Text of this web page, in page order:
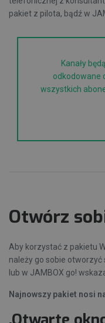
pakiet z pilota, bądź w
Kanały będą
odkodowane
wszystkich
Otwórz
Aby korzystać z pakietu
należy go sobie otworzyć
lub w JAMBOX go!
Najnowszy pakiet nosi